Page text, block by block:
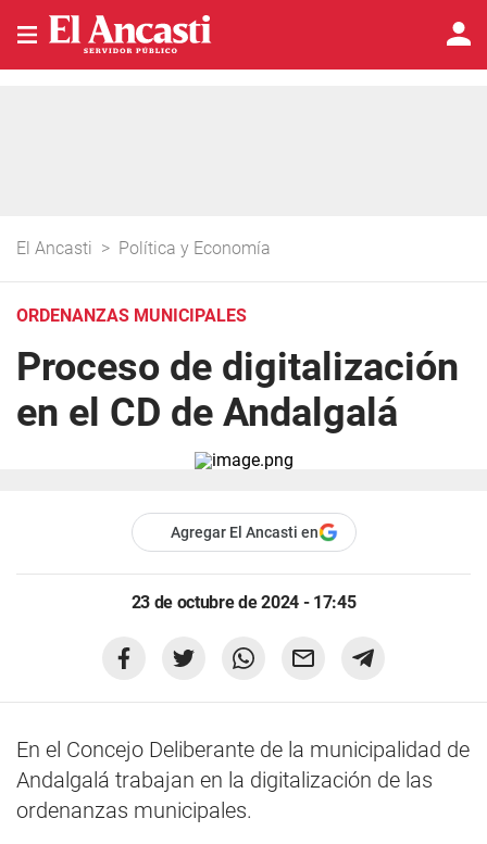
El Ancasti > Política y Economía
ORDENANZAS MUNICIPALES
Proceso de digitalización
en el CD de Andalgalá
Agregar El Ancasti en
23 de octubre de 2024 - 17:45
En el Concejo Deliberante de la municipalidad de
Andalgalá trabajan en la digitalización de las
ordenanzas municipales.